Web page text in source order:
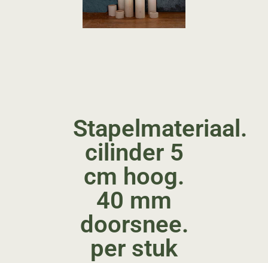
Stapelmateriaal.
cilinder 5
cm hoog.
40 mm
doorsnee.
per stuk